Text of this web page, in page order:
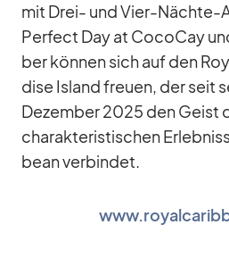
mit Drei- und Vier-Nächte-
Per­fect Day at Co­co­Cay
ber kön­nen sich auf den
dise Is­land freuen, der seit
De­zem­ber 2025 den Geist
cha­rak­te­ris­ti­schen
bean ver­bin­det.